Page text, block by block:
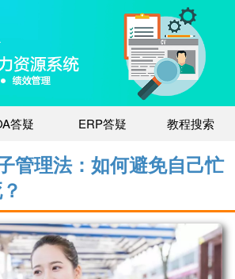
答疑 ERP答疑 教程搜索
管理法：如何避免自己忙